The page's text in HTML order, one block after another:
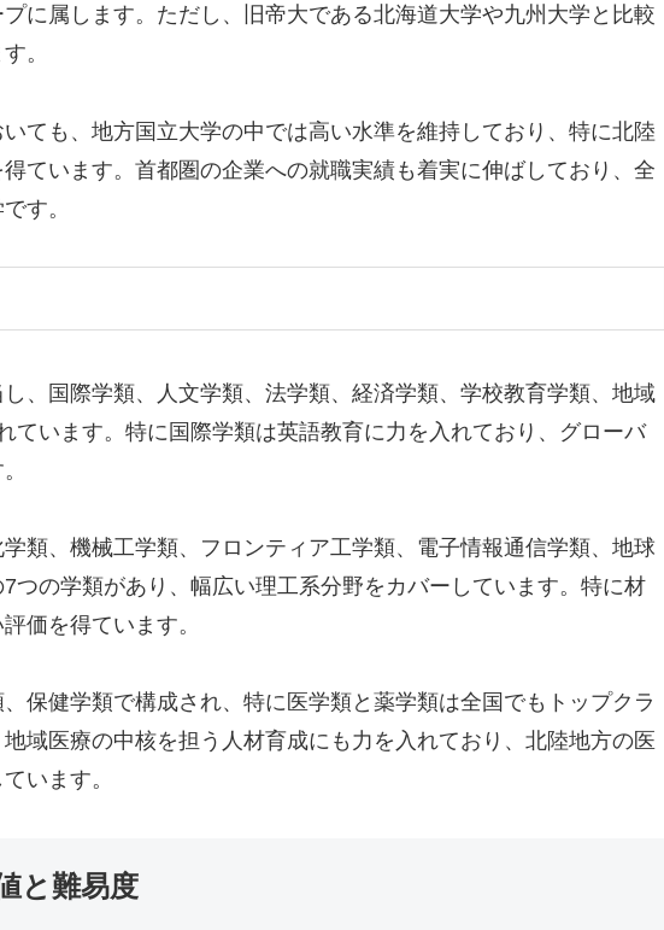
に属します。ただし、旧帝大である北海道大学や九州大学と比較
。
ても、地方国立大学の中では高い水準を維持しており、特に北陸
ています。首都圏の企業への就職実績も着実に伸ばしており、全
す。
、国際学類、人文学類、法学類、経済学類、学校教育学類、地域
ています。特に国際学類は英語教育に力を入れており、グローバ
類、機械工学類、フロンティア工学類、電子情報通信学類、地球
つの学類があり、幅広い理工系分野をカバーしています。特に材
価を得ています。
保健学類で構成され、特に医学類と薬学類は全国でもトップクラ
域医療の中核を担う人材育成にも力を入れており、北陸地方の医
います。
と難易度